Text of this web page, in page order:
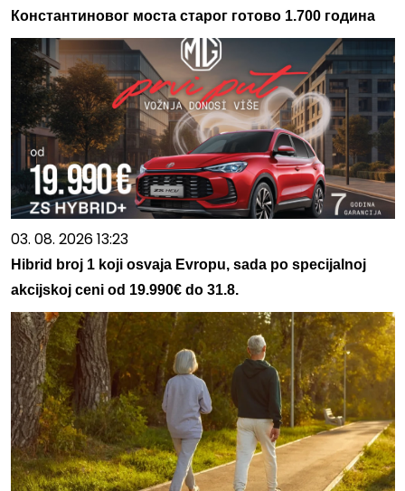
Константиновог моста старог готово 1.700 година
03. 08. 2026 13:23
Hibrid broj 1 koji osvaja Evropu, sada po specijalnoj
akcijskoj ceni od 19.990€ do 31.8.